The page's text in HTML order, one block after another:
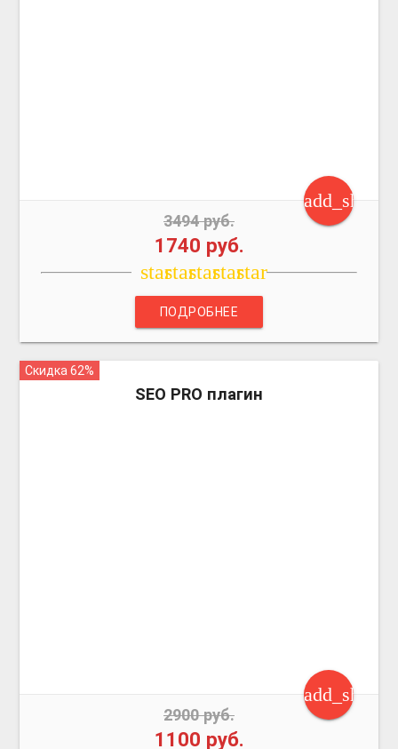
3494 руб.
1740 руб.
starstarstarstarstar
ПОДРОБНЕЕ
Скидка 62%
SEO PRO плагин
2900 руб.
1100 руб.